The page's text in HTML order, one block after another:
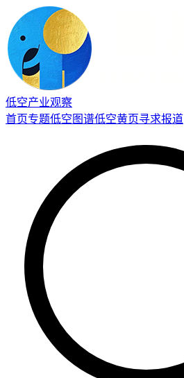
低空产业观察
首页专题低空图谱低空黄页寻求报道